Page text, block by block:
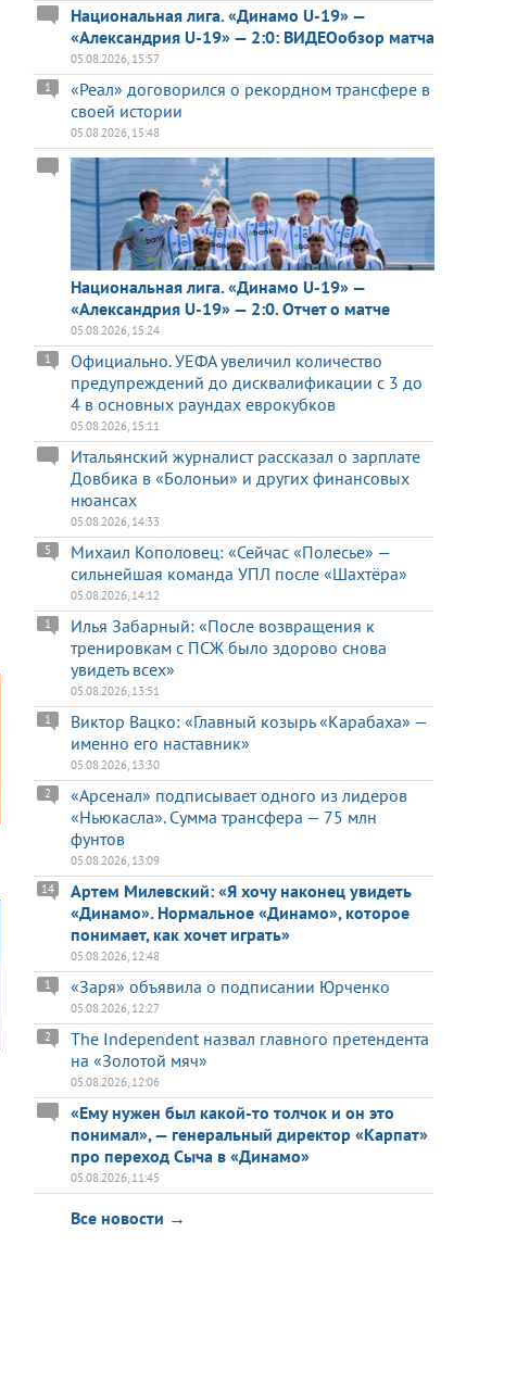
Национальная лига. «Динамо U-19» —
«Александрия U-19» — 2:0: ВИДЕОобзор матча
05.08.2026, 15:57
«Реал» договорился о рекордном трансфере в
своей истории
1
05.08.2026, 15:48
Национальная лига. «Динамо U-19» —
«Александрия U-19» — 2:0. Отчет о матче
05.08.2026, 15:24
Официально. УЕФА увеличил количество
предупреждений до дисквалификации с 3 до
4 в основных раундах еврокубков
1
05.08.2026, 15:11
Итальянский журналист рассказал о зарплате
Довбика в «Болоньи» и других финансовых
нюансах
05.08.2026, 14:33
Михаил Кополовец: «Сейчас «Полесье» —
сильнейшая команда УПЛ после «Шахтёра»
5
05.08.2026, 14:12
Илья Забарный: «После возвращения к
тренировкам с ПСЖ было здорово снова
увидеть всех»
1
05.08.2026, 13:51
Виктор Вацко: «Главный козырь «Карабаха» —
именно его наставник»
1
05.08.2026, 13:30
«Арсенал» подписывает одного из лидеров
«Ньюкасла». Сумма трансфера — 75 млн
фунтов
2
05.08.2026, 13:09
Артем Милевский: «Я хочу наконец увидеть
«Динамо». Нормальное «Динамо», которое
понимает, как хочет играть»
14
05.08.2026, 12:48
«Заря» объявила о подписании Юрченко
1
05.08.2026, 12:27
The Independent назвал главного претендента
на «Золотой мяч»
2
05.08.2026, 12:06
«Ему нужен был какой-то толчок и он это
понимал», — генеральный директор «Карпат»
про переход Сыча в «Динамо»
05.08.2026, 11:45
Все новости →